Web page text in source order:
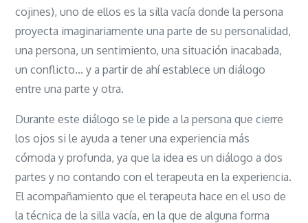
cojines), uno de ellos es la silla vacía donde la persona
proyecta imaginariamente una parte de su personalidad,
una persona, un sentimiento, una situación inacabada,
un conflicto… y a partir de ahí establece un diálogo
entre una parte y otra.
Durante este diálogo se le pide a la persona que cierre
los ojos si le ayuda a tener una experiencia más
cómoda y profunda, ya que la idea es un diálogo a dos
partes y no contando con el terapeuta en la experiencia.
El acompañamiento que el terapeuta hace en el uso de
la técnica de la silla vacía, en la que de alguna forma